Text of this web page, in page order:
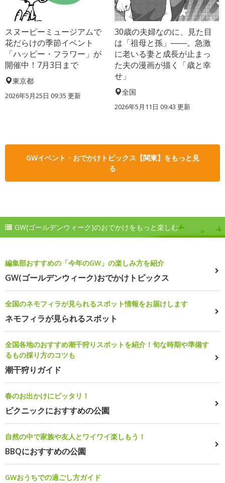
スヌーピーミュージアムで
花だらけの季節イベント
「ハッピー・フラワー」が
開催中！7月3日まで
東京都
2026年5月25日 09:35 更新
30歳の夫婦なのに、見た目
は「祖母と孫」――。急激
に老いる妻と成長が止まっ
た夫の漫画が描く「歳と幸
せ」
全国
2026年5月11日 09:43 更新
GWイベント・おでかけトピックス【関東】をもっと見
る
GW(ゴールデンウィーク)のおでかけをもっと楽しむ
編集部おすすめの「今年のGW」の楽しみ方を紹介
GW(ゴールデンウィーク)おでかけトピックス
全国のネモフィラが見られるスポット情報をお届けします
ネモフィラが見られるスポット
全国各地のおすすめ潮干狩りスポットを紹介！旬な時期や準備す
るもの採り方のコツも
潮干狩りガイド
春のお出かけにピッタリ！
ピクニックにおすすめの公園
自然の中で家族や友人とワイワイ楽しもう！
BBQにおすすめの公園
GWおうちでの過ごし方ガイド